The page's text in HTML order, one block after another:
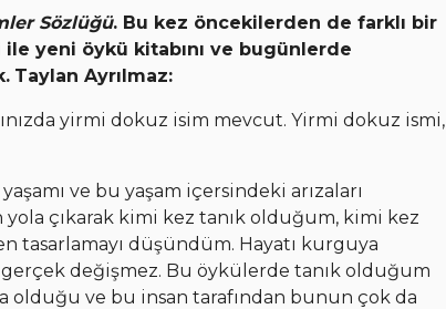
Sözlüğü. Bu kez öncekilerden de farklı bir
yeni öykü kitabını ve bugünlerde
Taylan Ayrılmaz:
yirmi dokuz isim mevcut. Yirmi dokuz ismi,
ve bu yaşam içersindeki arızaları
çıkarak kimi kez tanık olduğum, kimi kez
tasarlamayı düşündüm. Hayatı kurguya
gerçek değişmez. Bu öykülerde tanık olduğum
olduğu ve bu insan tarafından bunun çok da